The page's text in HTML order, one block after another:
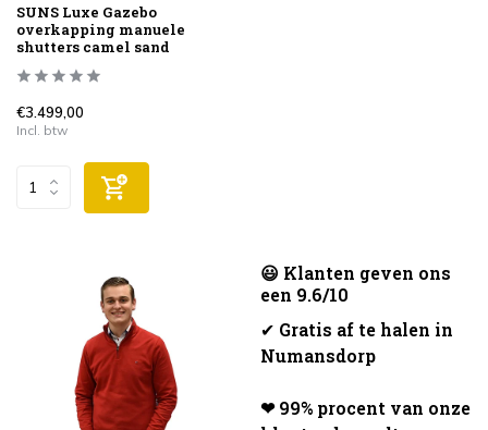
SUNS Luxe Gazebo
overkapping manuele
shutters camel sand
€3.499,00
Incl. btw
😃 Klanten geven ons
een 9.6/10
✔ Gratis af te halen in
Numansdorp
❤ 99% procent van onze